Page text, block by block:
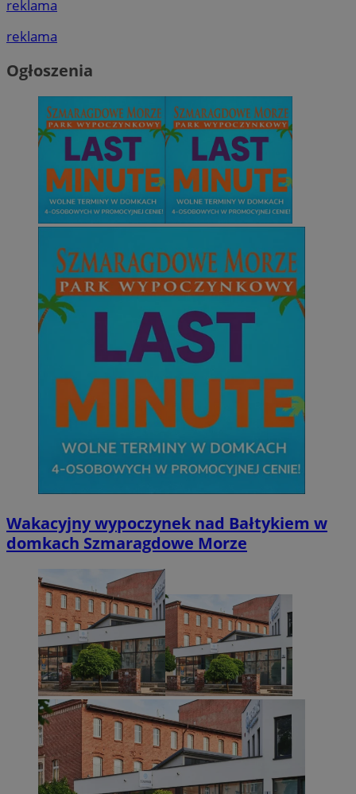
reklama
reklama
Ogłoszenia
Wakacyjny wypoczynek nad Bałtykiem w
domkach Szmaragdowe Morze